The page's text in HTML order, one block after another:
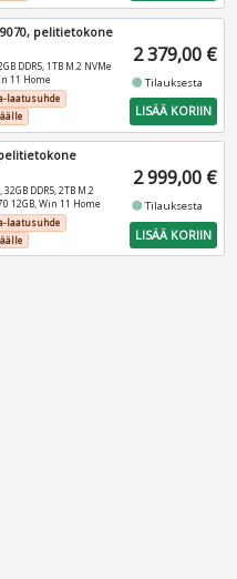
pelitietokone
DDR5, 1TB M.2 NVMe
11 Home
laatusuhde
2 379,00 €
fiber_manual_recordTilauksesta
LISÄÄ KORIIN
DDR5, 2TB M.2
12GB, Win 11 Home
laatusuhde
2 999,00 €
fiber_manual_recordTilauksesta
LISÄÄ KORIIN